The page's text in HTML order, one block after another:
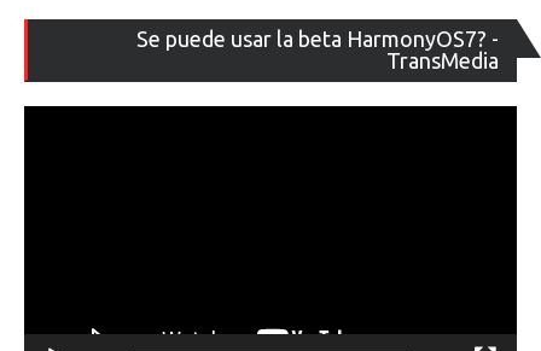
Se puede usar la beta HarmonyOS7? -
TransMedia
de